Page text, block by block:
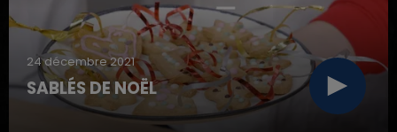
24 décembre 2021
SABLÉS DE NOËL